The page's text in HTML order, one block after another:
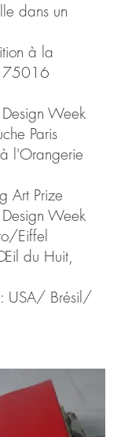
dans un
à la
75016
Week
Paris
l'Orangerie
Art Prize
Week
Eiffel
du Huit,
USA/ Brésil/